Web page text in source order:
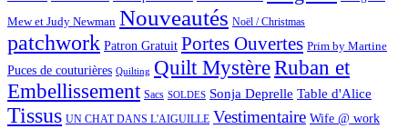
Mew et Judy Newman Nouveautés Noël / Christmas
patchwork Patron Gratuit Portes Ouvertes Prim by Martine
Puces de couturières Quilting Quilt MystèreRuban et
Embellissement Sacs SOLDES Sonja Deprelle Table d'Alice
Tissus UN CHAT DANS L'AIGUILLE Vestimentaire Wife @ work